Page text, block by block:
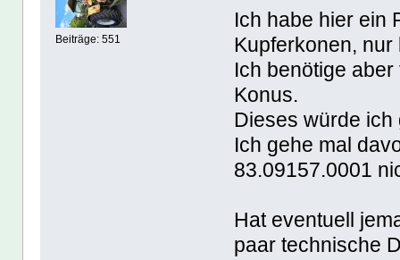
Beiträge: 551
Ich habe hier ein
Kupferkonen,
Ich benötige
Konus.
Dieses würde
Ich gehe mal
83.09157.0001
Hat eventuell
paar technische